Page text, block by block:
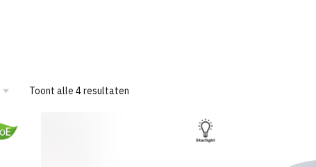
Toont alle 4 resultaten